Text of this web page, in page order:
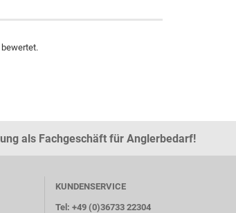
bewertet.
als Fachgeschäft für Anglerbedarf!
KUNDENSERVICE
Tel: +49 (0)36733 22304